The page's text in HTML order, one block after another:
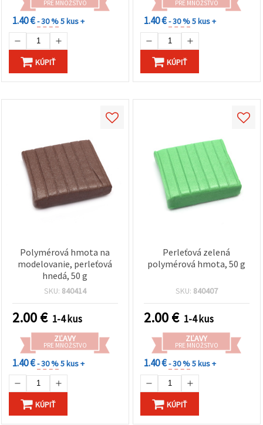
PRE MNOŽSTVO
1.40 €- 30 %5 kus +
KÚPIŤ
PRE MNOŽSTVO
1.40 €- 30 %5 kus +
KÚPIŤ
Polymérová hmota na
modelovanie, perleťová
hnedá, 50 g
SKU: 840414
2.00€ 1-4 kus
ZĽAVY
PRE MNOŽSTVO
1.40 €- 30 %5 kus +
KÚPIŤ
Perleťová zelená
polymérová hmota, 50 g
SKU: 840407
2.00€ 1-4 kus
ZĽAVY
PRE MNOŽSTVO
1.40 €- 30 %5 kus +
KÚPIŤ